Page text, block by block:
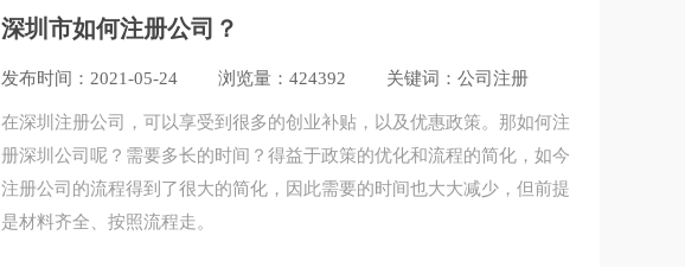
深圳市如何注册公司？
发布时间：2021-05-24 浏览量：424392 关键词：公司注册
在深圳注册公司，可以享受到很多的创业补贴，以及优惠政策。那如何注
册深圳公司呢？需要多长的时间？得益于政策的优化和流程的简化，如今
注册公司的流程得到了很大的简化，因此需要的时间也大大减少，但前提
是材料齐全、按照流程走。